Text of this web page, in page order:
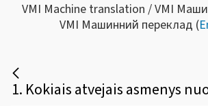
VMI Machine translation / VMI
VMI Машинний переклад (